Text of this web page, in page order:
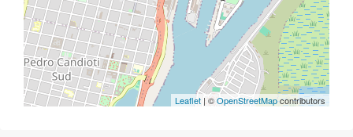
Leaflet | ©OpenStreetMapcontributors